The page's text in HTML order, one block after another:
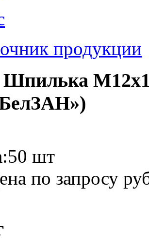
продукции
Шпилька
шт
по запросу